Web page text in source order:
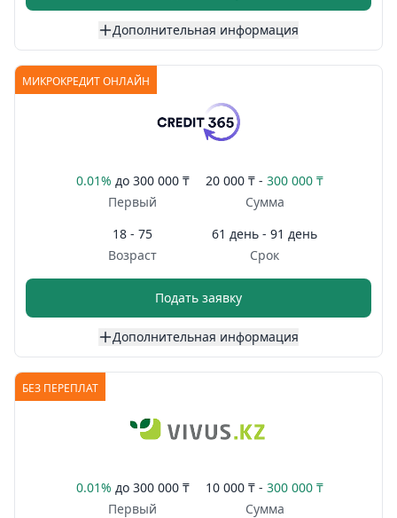
Дополнительная информация
МИКРОКРЕДИТ ОНЛАЙН
0.01% до 300 000 ₸
Первый
20 000 ₸ - 300 000 ₸
Сумма
18 - 75
Возраст
61 день - 91 день
Срок
Подать заявку
Дополнительная информация
БЕЗ ПЕРЕПЛАТ
0.01% до 300 000 ₸
Первый
10 000 ₸ - 300 000 ₸
Сумма